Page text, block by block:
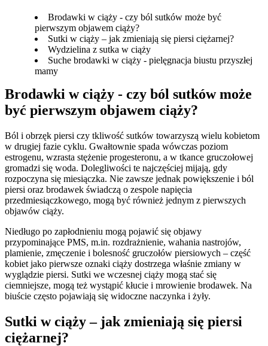
Brodawki w ciąży - czy ból sutków może być
pierwszym objawem ciąży?
Sutki w ciąży – jak zmieniają się piersi ciężarnej?
Wydzielina z sutka w ciąży
Suche brodawki w ciąży - pielęgnacja biustu przyszłej
mamy
Brodawki w ciąży - czy ból sutków może
być pierwszym objawem ciąży?
Ból i obrzęk piersi czy tkliwość sutków towarzyszą wielu kobietom
w drugiej fazie cyklu. Gwałtownie spada wówczas poziom
estrogenu, wzrasta stężenie progesteronu, a w tkance gruczołowej
gromadzi się woda. Dolegliwości te najczęściej mijają, gdy
rozpoczyna się miesiączka. Nie zawsze jednak powiększenie i ból
piersi oraz brodawek świadczą o zespole napięcia
przedmiesiączkowego, mogą być również jednym z pierwszych
objawów ciąży.
Niedługo po zapłodnieniu mogą pojawić się objawy
przypominające PMS, m.in. rozdrażnienie, wahania nastrojów,
plamienie, zmęczenie i bolesność gruczołów piersiowych – część
kobiet jako pierwsze oznaki ciąży dostrzega właśnie zmiany w
wyglądzie piersi. Sutki we wczesnej ciąży mogą stać się
ciemniejsze, mogą też wystąpić kłucie i mrowienie brodawek. Na
biuście często pojawiają się widoczne naczynka i żyły.
Sutki w ciąży – jak zmieniają się piersi
ciężarnej?